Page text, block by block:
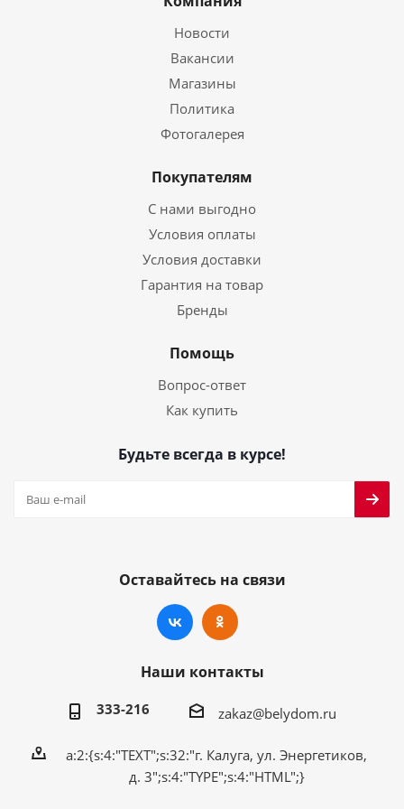
Новости
Вакансии
Магазины
Политика
Фотогалерея
Покупателям
С нами выгодно
Условия оплаты
Условия доставки
Гарантия на товар
Бренды
Помощь
Вопрос-ответ
Как купить
Будьте всегда в курсе!
Оставайтесь на связи
Наши контакты
333-216 zakaz@belydom.ru
a:2:{s:4:"TEXT";s:32:"г. Калуга, ул. Энергетиков,
д. 3";s:4:"TYPE";s:4:"HTML";}